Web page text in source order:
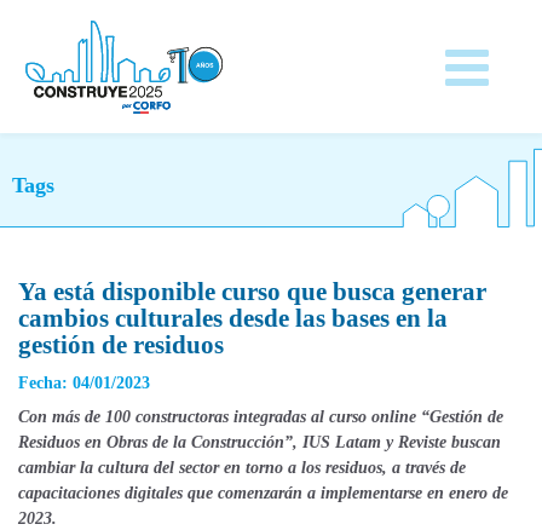
Tags
Ya está disponible curso que busca generar
cambios culturales desde las bases en la
gestión de residuos
Fecha: 04/01/2023
Con más de 100 constructoras integradas al curso online “Gestión de
Residuos en Obras de la Construcción”, IUS Latam y Reviste buscan
cambiar la cultura del sector en torno a los residuos, a través de
capacitaciones digitales que comenzarán a implementarse en enero de
2023.